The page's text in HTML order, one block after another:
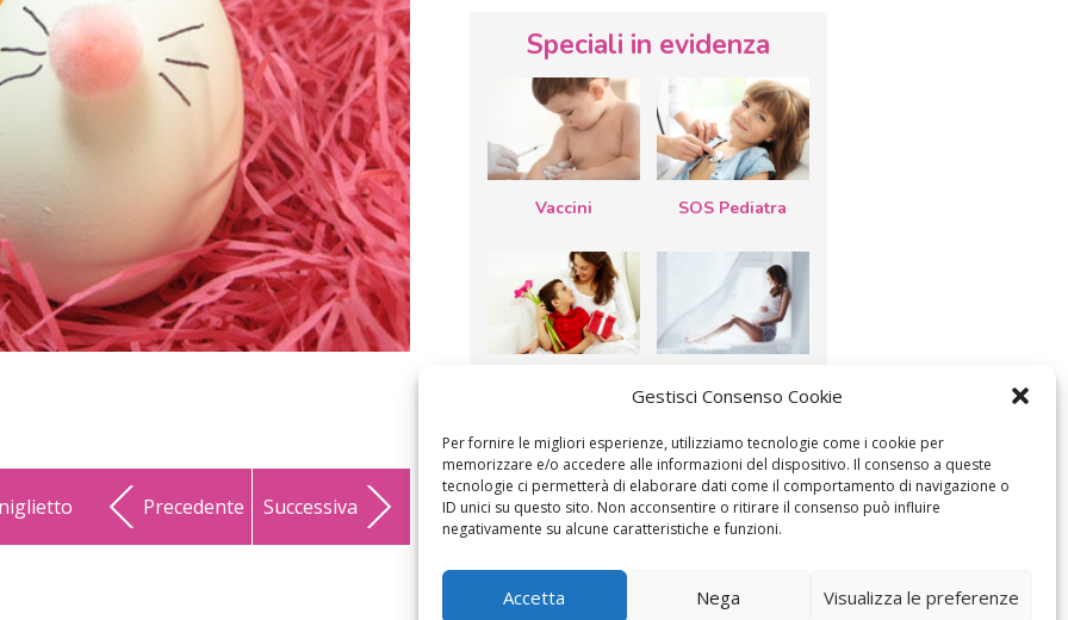
Gestisci Consenso Cookie
Per fornire le migliori esperienze, utilizziamo tecnologie come i cookie per
memorizzare e/o accedere alle informazioni del dispositivo. Il consenso a queste
tecnologie ci permetterà di elaborare dati come il comportamento di navigazione o
ID unici su questo sito. Non acconsentire o ritirare il consenso può influire
negativamente su alcune caratteristiche e funzioni.
Accetta Nega Visualizza le preferenze
Precedente Successiva
Speciali in evidenza
Vaccini SOS Pediatra
mamma: lavoretti,
filastrocche
gravidanza